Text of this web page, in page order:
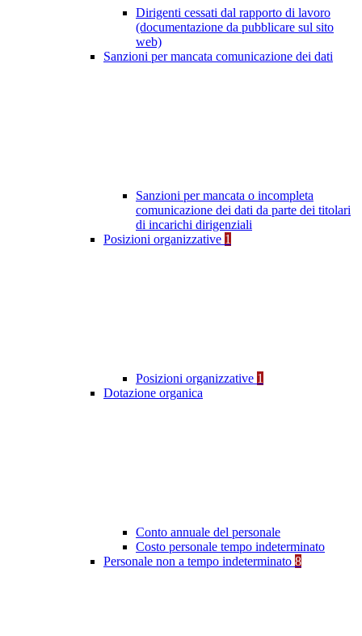
Dirigenti cessati dal rapporto di lavoro
(documentazione da pubblicare sul sito
web)
Sanzioni per mancata comunicazione dei dati
Sanzioni per mancata o incompleta
comunicazione dei dati da parte dei titolari
di incarichi dirigenziali
Posizioni organizzative 1
Posizioni organizzative 1
Dotazione organica
Conto annuale del personale
Costo personale tempo indeterminato
Personale non a tempo indeterminato 8